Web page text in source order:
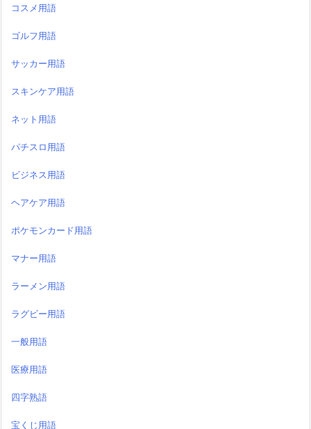
コスメ用語
ゴルフ用語
サッカー用語
スキンケア用語
ネット用語
パチスロ用語
ビジネス用語
ヘアケア用語
ポケモンカード用語
マナー用語
ラーメン用語
ラグビー用語
一般用語
医療用語
四字熟語
宝くじ用語